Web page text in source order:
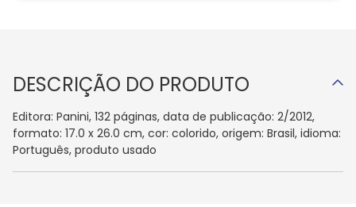
DESCRIÇÃO DO PRODUTO
Editora: Panini, 132 páginas, data de publicação: 2/2012,
formato: 17.0 x 26.0 cm, cor: colorido, origem: Brasil, idioma:
Português, produto usado